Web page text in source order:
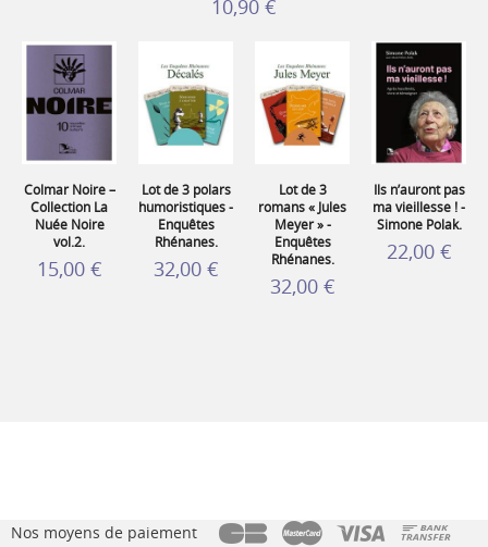
10,90 €
Colmar Noire –
Collection La
Nuée Noire
vol.2.
15,00 €
Lot de 3 polars
humoristiques -
Enquêtes
Rhénanes.
32,00 €
Lot de 3
romans « Jules
Meyer » -
Enquêtes
Rhénanes.
32,00 €
Ils n’auront pas
ma vieillesse ! -
Simone Polak.
22,00 €
Nos moyens de paiement